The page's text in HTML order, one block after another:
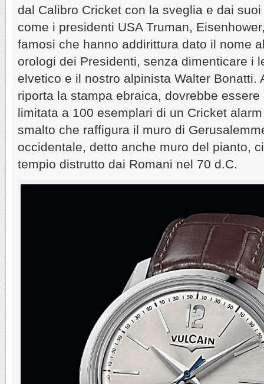
dal Calibro Cricket con la sveglia e dai
come i presidenti USA Truman,
famosi che hanno addirittura dato il nome
orologi dei Presidenti, senza dimenticare i
elvetico e il nostro alpinista Walter Bonatti.
riporta la stampa ebraica, dovrebbe
limitata a 100 esemplari di un Cricket
smalto che raffigura il muro di
occidentale, detto anche muro del pianto,
tempio distrutto dai Romani nel 70 d.C.